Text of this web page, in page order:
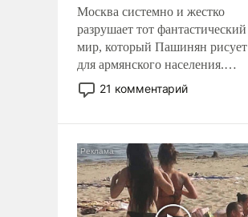
Москва системно и жестко
разрушает тот фантастический
мир, который Пашинян рисует
для армянского населения.
Мир, где политические
прожекты будут безусловно
налогоплательщиков и где
Еревану за свои поступки не
нужно отвечать.
21 комментарий